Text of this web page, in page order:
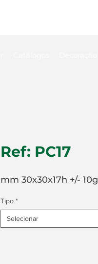
Ref: PC17
mm 30x30x17h +/- 10g
Tipo *
Selecionar